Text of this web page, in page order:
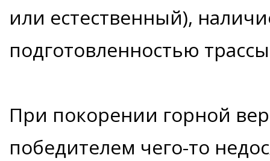
или естественный),
подготовленностью
При покорении горной
победителем чего-то